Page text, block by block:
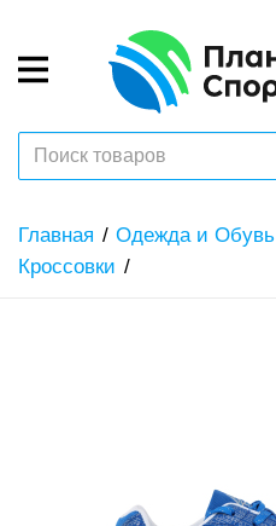
Главная Одежда и Обувь
Кроссовки